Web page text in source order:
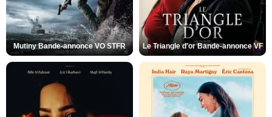
Mutiny Bande-annonce VO STFR Le Triangle d'or Bande-annonce VF